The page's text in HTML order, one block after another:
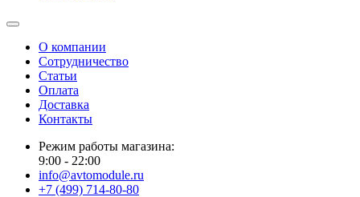
О компании
Сотрудничество
Статьи
Оплата
Доставка
Контакты
Режим работы магазина:
9:00 - 22:00
info@avtomodule.ru
+7 (499) 714-80-80